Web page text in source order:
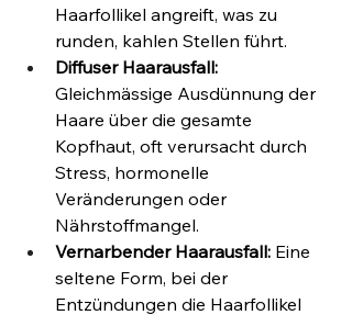
Haarfollikel angreift, was zu
runden, kahlen Stellen führt.
Diffuser Haarausfall:
Gleichmässige Ausdünnung der
Haare über die gesamte
Kopfhaut, oft verursacht durch
Stress, hormonelle
Veränderungen oder
Nährstoffmangel.
Vernarbender Haarausfall: Eine
seltene Form, bei der
Entzündungen die Haarfollikel